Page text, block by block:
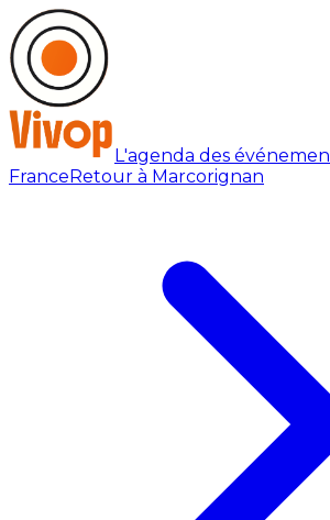
L'agenda des
FranceRetour à Marcorignan